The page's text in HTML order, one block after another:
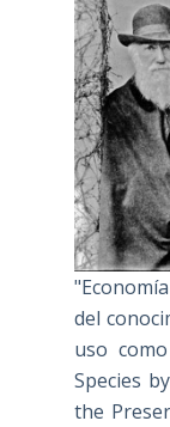
del
uso
Species
the